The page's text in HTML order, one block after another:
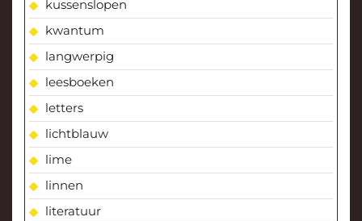
kussenslopen
kwantum
langwerpig
leesboeken
letters
lichtblauw
lime
linnen
literatuur